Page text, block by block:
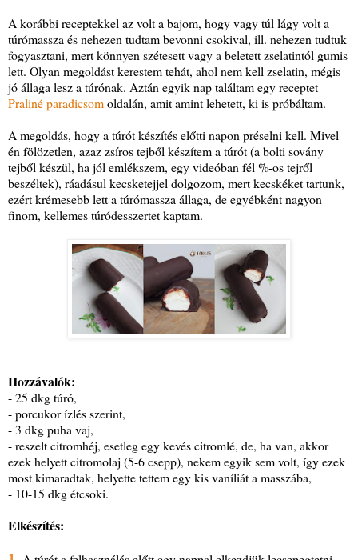
A korábbi receptekkel az volt a bajom, hogy vagy túl lágy volt a
túrómassza és nehezen tudtam bevonni csokival, ill. nehezen tudtuk
fogyasztani, mert könnyen szétesett vagy a beletett zselatintól gumis
lett. Olyan megoldást kerestem tehát, ahol nem kell zselatin, mégis
jó állaga lesz a túrónak. Aztán egyik nap találtam egy receptet
Praliné paradicsomoldalán, amit amint lehetett, ki is próbáltam.
A megoldás, hogy a túrót készítés előtti napon préselni kell. Mivel
én fölözetlen, azaz zsíros tejből készítem a túrót (a bolti sovány
tejből készül, ha jól emlékszem, egy videóban fél %-os tejről
beszéltek), ráadásul kecsketejjel dolgozom, mert kecskéket tartunk,
ezért krémesebb lett a túrómassza állaga, de egyébként nagyon
finom, kellemes túródesszertet kaptam.
Hozzávalók:
- 25 dkg túró,
- porcukor ízlés szerint,
- 3 dkg puha vaj,
- reszelt citromhéj, esetleg egy kevés citromlé, de, ha van, akkor
ezek helyett citromolaj (5-6 csepp), nekem egyik sem volt, így ezek
most kimaradtak, helyette tettem egy kis vaníliát a masszába,
- 10-15 dkg étcsoki.
Elkészítés: